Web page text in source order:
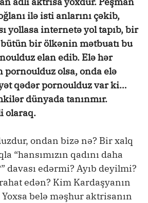
ilə isti anlarını çəkib,
yollasa internetə yol tapıb, bir
bir ölkənin mətbuatı bu
elan edib. Elə hər
pornoulduz olsa, onda elə
qədər pornoulduz var ki…
dünyada tanınmır.
olaraq.
ondan bizə nə? Bir xalq
“hansımızın qadını daha
davası edərmi? Ayıb deyilmi?
edən? Kim Kardaşyanın
belə məşhur aktrisanın